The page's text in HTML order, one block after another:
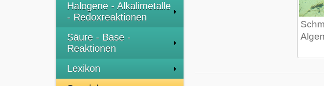
Halogene - Alkalimetalle
- Redoxreaktionen
Säure - Base -
Reaktionen
Lexikon